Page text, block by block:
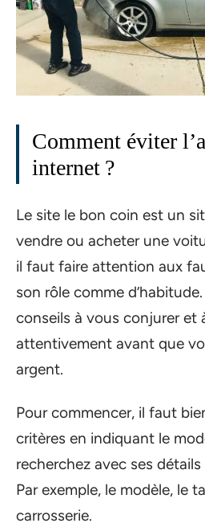
Comment éviter
internet ?
Le site le bon coin est un
vendre ou acheter une
il faut faire attention aux
son rôle comme
conseils à vous conjurer et
attentivement avant que
argent.
Pour commencer, il faut
critères en indiquant le
recherchez avec ses
Par exemple, le modèle, le
carrosserie.